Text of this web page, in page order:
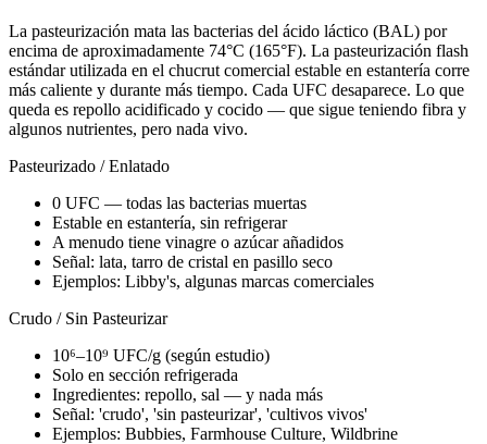
La pasteurización mata las bacterias del ácido láctico (BAL) por
encima de aproximadamente 74°C (165°F). La pasteurización flash
estándar utilizada en el chucrut comercial estable en estantería corre
más caliente y durante más tiempo. Cada UFC desaparece. Lo que
queda es repollo acidificado y cocido — que sigue teniendo fibra y
algunos nutrientes, pero nada vivo.
Pasteurizado / Enlatado
0 UFC — todas las bacterias muertas
Estable en estantería, sin refrigerar
A menudo tiene vinagre o azúcar añadidos
Señal: lata, tarro de cristal en pasillo seco
Ejemplos: Libby's, algunas marcas comerciales
Crudo / Sin Pasteurizar
10⁶–10⁹ UFC/g (según estudio)
Solo en sección refrigerada
Ingredientes: repollo, sal — y nada más
Señal: 'crudo', 'sin pasteurizar', 'cultivos vivos'
Ejemplos: Bubbies, Farmhouse Culture, Wildbrine